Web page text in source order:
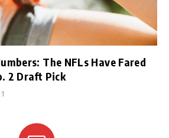
The NFLs Have Fared
2 Draft Pick